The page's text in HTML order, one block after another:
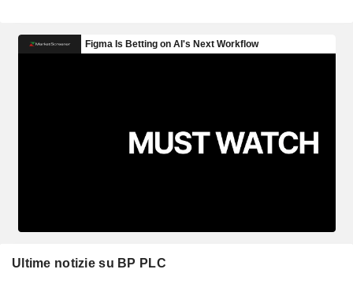
Ultime notizie su BP PLC